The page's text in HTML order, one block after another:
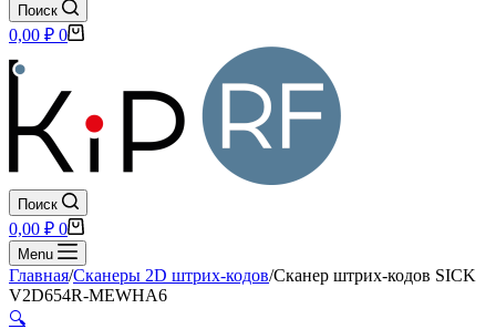
Поиск
Корзина
0,00 ₽ 0
Поиск
Корзина
0,00 ₽ 0
Menu
Главная/Сканеры 2D штрих-кодов/Сканер штрих-кодов SICK
V2D654R-MEWHA6
🔍